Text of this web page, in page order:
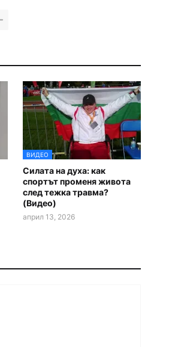
ВИДЕО
Силата на духа: как
спортът променя живота
след тежка травма?
(Видео)
април 13, 2026